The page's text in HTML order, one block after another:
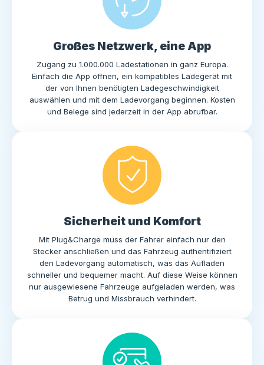
Großes Netzwerk, eine App
Zugang zu 1.000.000 Ladestationen in ganz Europa.
Einfach die App öffnen, ein kompatibles Ladegerät mit
der von Ihnen benötigten Ladegeschwindigkeit
auswählen und mit dem Ladevorgang beginnen. Kosten
und Belege sind jederzeit in der App abrufbar.
Sicherheit und Komfort
Mit Plug&Charge muss der Fahrer einfach nur den
Stecker anschließen und das Fahrzeug authentifiziert
den Ladevorgang automatisch, was das Aufladen
schneller und bequemer macht. Auf diese Weise können
nur ausgewiesene Fahrzeuge aufgeladen werden, was
Betrug und Missbrauch verhindert.